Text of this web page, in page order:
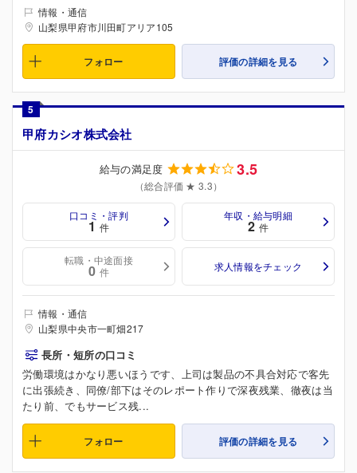
情報・通信
山梨県甲府市川田町アリア105
フォロー 評価の詳細を見る
5
甲府カシオ株式会社
給与の満足度 3.5
（総合評価 ★ 3.3）
口コミ・評判
1 件
年収・給与明細
2 件
転職・中途面接
0 件 求人情報をチェック
情報・通信
山梨県中央市一町畑217
長所・短所の口コミ
労働環境はかなり悪いほうです、上司は製品の不具合対応で客先
に出張続き、同僚/部下はそのレポート作りで深夜残業、徹夜は当
たり前、でもサービス残...
フォロー 評価の詳細を見る